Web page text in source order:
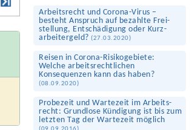
Arbeits­recht und Corona-Virus –
besteht Anspruch auf bezahlte Frei­
stellung, Entschädigung oder Kurz­
arbeiter­geld?(27.03.2020)
Reisen in Corona-Risiko­gebiete:
Welche arbeits­rechtlichen
Konsequenzen kann das haben?
(08.09.2020)
Probezeit und Wartezeit im Arbeits­
recht: Grundlose Kündigung ist bis zum
letzten Tag der Wartezeit möglich